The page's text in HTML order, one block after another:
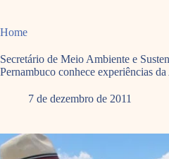
Home
Secretário de Meio Ambiente e
Pernambuco conhece experiências
7 de dezembro de 2011